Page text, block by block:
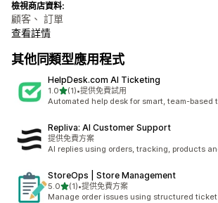
檢視商店資料:
顧客、 訂單
查看詳情
其他同類型應用程式
HelpDesk.com AI Ticketing
1.0滿分 5 顆星
(1)
共有 1 則評價
•提供免費試用
Automated help desk for smart, team-based
Repliva: AI Customer Support
提供免費方案
AI replies using orders, tracking, products
StoreOps | Store Management
5.0滿分 5 顆星
(1)
共有 1 則評價
•提供免費方案
Manage order issues using structured